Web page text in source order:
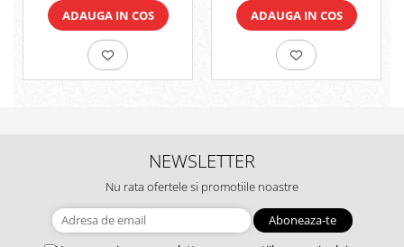
ADAUGA IN COS ADAUGA IN COS
NEWSLETTER
Nu rata ofertele si promotiile noastre